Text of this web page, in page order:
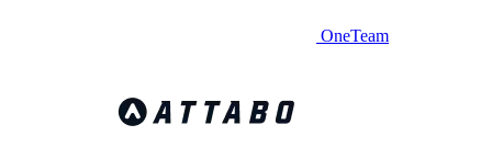
OneTeam